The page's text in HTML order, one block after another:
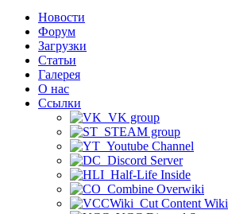
Новости
Форум
Загрузки
Статьи
Галерея
О нас
Ссылки
VK group
STEAM group
Youtube Channel
Discord Server
Half-Life Inside
Combine Overwiki
Cut Content Wiki